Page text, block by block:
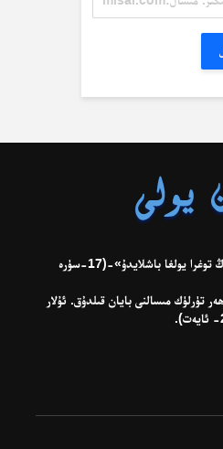
«شۈبھىسىزكى، بۇ قۇرئان ئەڭ توغرا يولغا باشلايدۇ»-(17-سۈرە
تۈرلۈك مىسالنى بايان قىلدۇق. ئۇلار